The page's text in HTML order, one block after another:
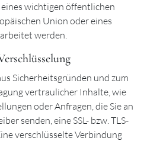
wichtigen öffentlichen
Union oder eines
werden.
Sicherheitsgründen und zum
vertraulicher Inhalte, wie
oder Anfragen, die Sie an
senden, eine SSL- bzw. TLS-
verschlüsselte Verbindung